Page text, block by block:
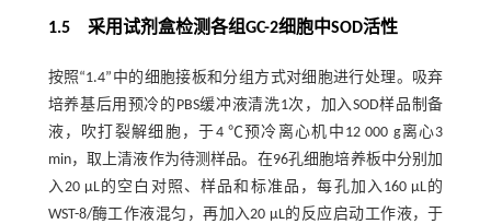
1.5 采用试剂盒检测各组GC-2细胞中SOD活性
按照“1.4”中的细胞接板和分组方式对细胞进行处理。吸弃
培养基后用预冷的PBS缓冲液清洗1次，加入SOD样品制备
液，吹打裂解细胞，于4 ℃预冷离心机中12 000 g离心3
min，取上清液作为待测样品。在96孔细胞培养板中分别加
入20 µL的空白对照、样品和标准品，每孔加入160 µL的
WST-8/酶工作液混匀，再加入20 µL的反应启动工作液，于